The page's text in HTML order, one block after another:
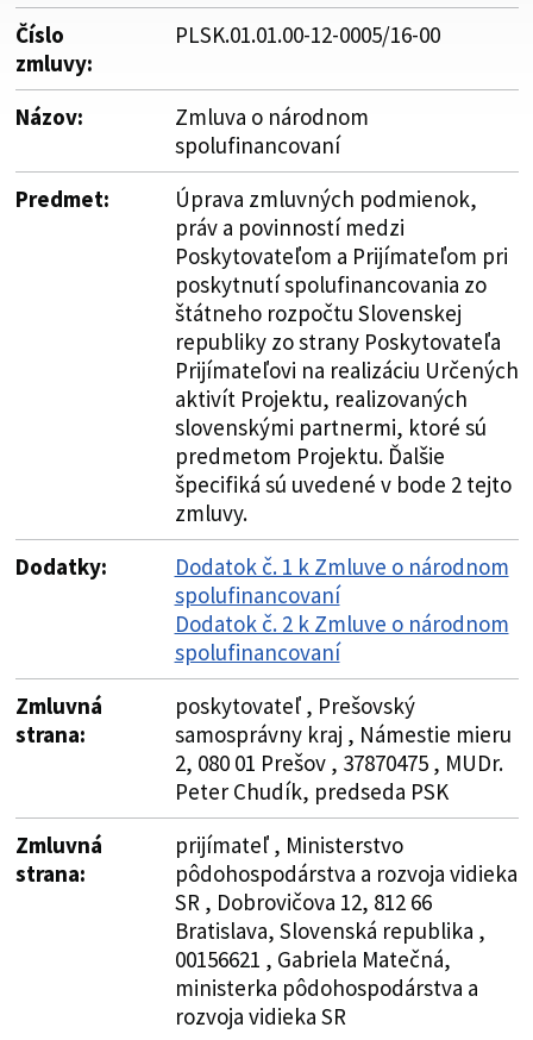
Číslo
zmluvy:
PLSK.01.01.00‐12‐0005/16‐00
Názov:
Zmluva o národnom
spolufinancovaní
Predmet:
Úprava zmluvných podmienok,
práv a povinností medzi
Poskytovateľom a Prijímateľom pri
poskytnutí spolufinancovania zo
štátneho rozpočtu Slovenskej
republiky zo strany Poskytovateľa
Prijímateľovi na realizáciu Určených
aktivít Projektu, realizovaných
slovenskými partnermi, ktoré sú
predmetom Projektu. Ďalšie
špecifiká sú uvedené v bode 2 tejto
zmluvy.
Dodatky:
Dodatok č. 1 k Zmluve o národnom
spolufinancovaní
Dodatok č. 2 k Zmluve o národnom
spolufinancovaní
Zmluvná
strana:
poskytovateľ , Prešovský
samosprávny kraj , Námestie mieru
2, 080 01 Prešov , 37870475 , MUDr.
Peter Chudík, predseda PSK
Zmluvná
strana:
prijímateľ , Ministerstvo
pôdohospodárstva a rozvoja vidieka
SR , Dobrovičova 12, 812 66
Bratislava, Slovenská republika ,
00156621 , Gabriela Matečná,
ministerka pôdohospodárstva a
rozvoja vidieka SR